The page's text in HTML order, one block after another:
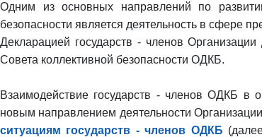
Одним из основных направлений по
безопасности является деятельность в сфере
Декларацией государств - членов
Совета коллективной безопасности ОДКБ.
Взаимодействие государств - членов ОДКБ в
новым направлением деятельности
ситуациям государств - членов ОДКБ